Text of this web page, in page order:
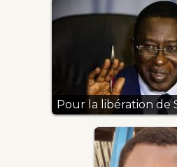
Pour la libération de